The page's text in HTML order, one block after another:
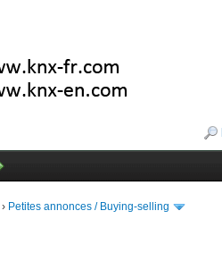
› Petites annonces / Buying-selling